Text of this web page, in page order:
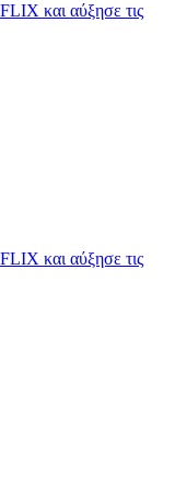
και αύξησε τις
και αύξησε τις